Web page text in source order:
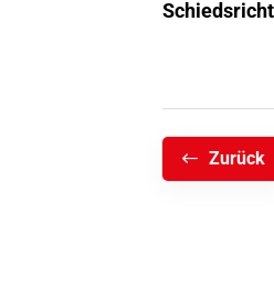
Zurück